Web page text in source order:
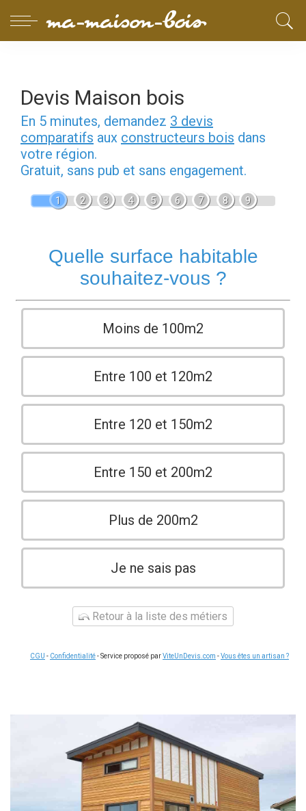
Devis Maison bois
En 5 minutes, demandez 3 devis
comparatifs aux constructeurs bois dans
votre région.
Gratuit, sans pub et sans engagement.
1 2 3 4 5 6 7 8 9
Quelle surface habitable
souhaitez-vous ?
Moins de 100m2
Entre 100 et 120m2
Entre 120 et 150m2
Entre 150 et 200m2
Plus de 200m2
Je ne sais pas
Retour à la liste des métiers
CGU - Confidentialité- Service proposé parViteUnDevis.com -Vous êtes un artisan ?